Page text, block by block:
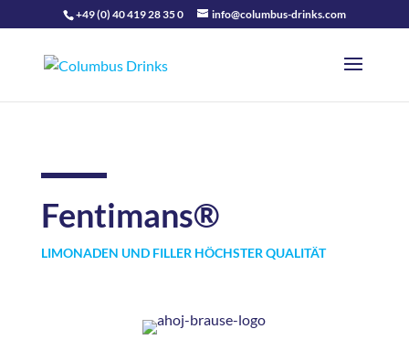
+49 (0) 40 419 28 35 0 info@columbus-drinks.com
Fentimans®
LIMONADEN UND FILLER HÖCHSTER QUALITÄT